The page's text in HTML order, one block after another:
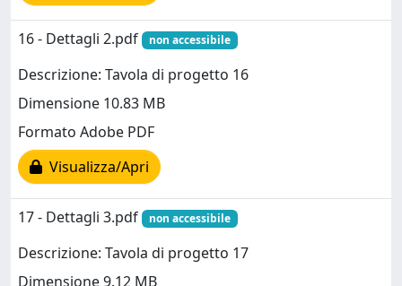
16 - Dettagli 2.pdf non accessibile
Descrizione: Tavola di progetto 16
Dimensione 10.83 MB
Formato Adobe PDF
Visualizza/Apri
17 - Dettagli 3.pdf non accessibile
Descrizione: Tavola di progetto 17
Dimensione 9.12 MB